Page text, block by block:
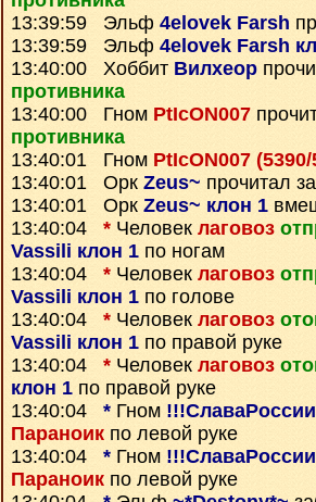
13:39:59 Эльф 4elovek Farsh
13:39:59 Эльф 4elovek Farsh
13:40:00 Хоббит Вилхеор
противника
13:40:00 Гном PtIcON007
противника
13:40:01 Гном PtIcON007 (5390/
13:40:01 Орк Zeus~ прочитал
13:40:01 Орк Zeus~ клон 1
13:40:04 * Человек лаговоз
Vassili клон 1 по ногам
13:40:04 * Человек лаговоз
Vassili клон 1 по голове
13:40:04 * Человек лаговоз
Vassili клон 1 по правой руке
13:40:04 * Человек лаговоз
клон 1 по правой руке
13:40:04 * Гном
Параноик по левой руке
13:40:04 * Гном
Параноик по левой руке